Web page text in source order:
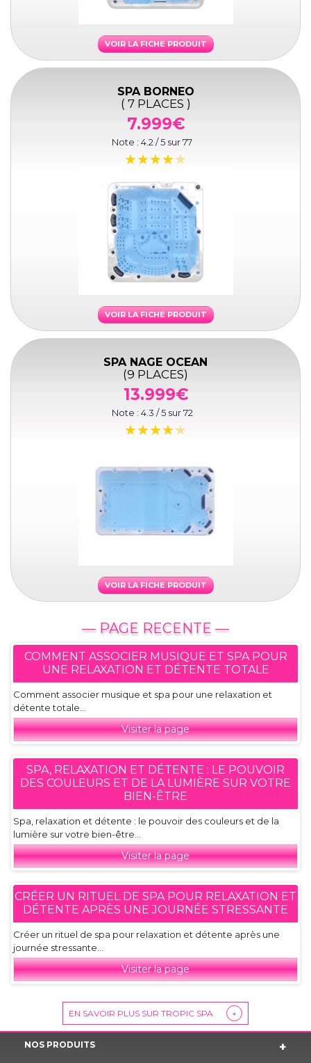
VOIR LA FICHE PRODUIT
SPA BORNEO
( 7 PLACES )
7.999€
Note : 4.2 / 5 sur77
VOIR LA FICHE PRODUIT
SPA NAGE OCEAN
(9 PLACES)
13.999€
Note : 4.3 / 5 sur72
VOIR LA FICHE PRODUIT
— PAGE RECENTE —
COMMENT ASSOCIER MUSIQUE ET SPA POUR
UNE RELAXATION ET DÉTENTE TOTALE
Comment associer musique et spa pour une relaxation et
détente totale...
Visiter la page
SPA, RELAXATION ET DÉTENTE : LE POUVOIR
DES COULEURS ET DE LA LUMIÈRE SUR VOTRE
BIEN-ÊTRE
Spa, relaxation et détente : le pouvoir des couleurs et de la
lumière sur votre bien-être...
Visiter la page
CRÉER UN RITUEL DE SPA POUR RELAXATION ET
DÉTENTE APRÈS UNE JOURNÉE STRESSANTE
Créer un rituel de spa pour relaxation et détente après une
journée stressante...
Visiter la page
EN SAVOIR PLUS SUR TROPIC SPA +
NOS PRODUITS